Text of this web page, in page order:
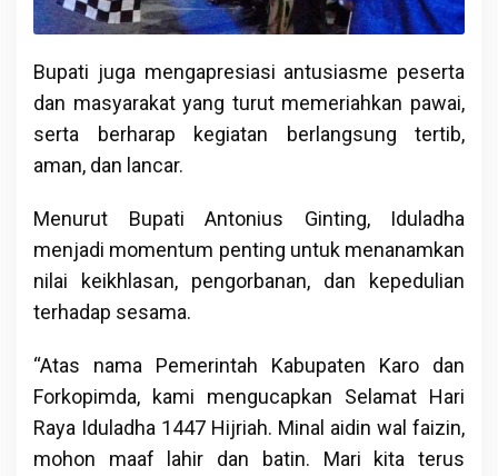
Bupati juga mengapresiasi antusiasme peserta
dan masyarakat yang turut memeriahkan pawai,
serta berharap kegiatan berlangsung tertib,
aman, dan lancar.
Menurut Bupati Antonius Ginting, Iduladha
menjadi momentum penting untuk menanamkan
nilai keikhlasan, pengorbanan, dan kepedulian
terhadap sesama.
“Atas nama Pemerintah Kabupaten Karo dan
Forkopimda, kami mengucapkan Selamat Hari
Raya Iduladha 1447 Hijriah. Minal aidin wal faizin,
mohon maaf lahir dan batin. Mari kita terus